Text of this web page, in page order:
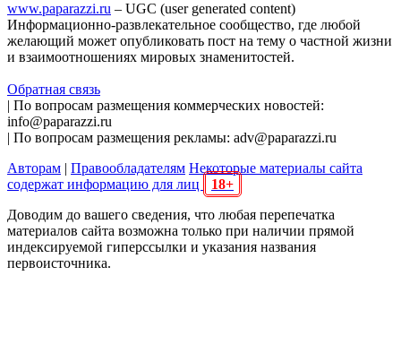
www.paparazzi.ru – UGC (user generated content)
Информационно-развлекательное сообщество, где любой
желающий может опубликовать пост на тему о частной жизни
и взаимоотношениях мировых знаменитостей.
Обратная связь
| По вопросам размещения коммерческих новостей:
info@paparazzi.ru
| По вопросам размещения рекламы: adv@paparazzi.ru
Авторам
Правообладателям Некоторые материалы сайта
содержат информацию для лиц
18+
Доводим до вашего сведения, что любая перепечатка
материалов сайта возможна только при наличии прямой
индексируемой гиперссылки и указания названия
первоисточника.